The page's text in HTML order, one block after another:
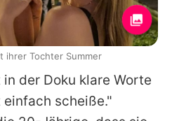
der Doku klare Worte
scheiße."
ihrer Tochter Summer